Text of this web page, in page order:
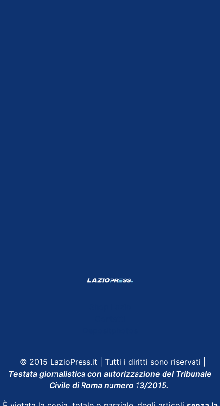
© 2015 LazioPress.it | Tutti i diritti sono riservati |
Testata giornalistica con autorizzazione del Tribunale
Civile di Roma numero 13/2015.